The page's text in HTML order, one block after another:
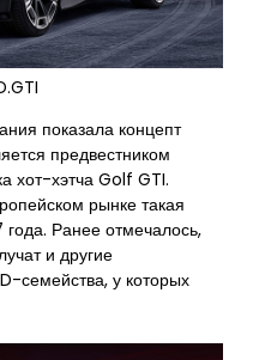
показала концепт
предвестником
хот-хэтча Golf GTI.
рынке такая
года. Ранее отмечалось,
и другие
семейства, у которых